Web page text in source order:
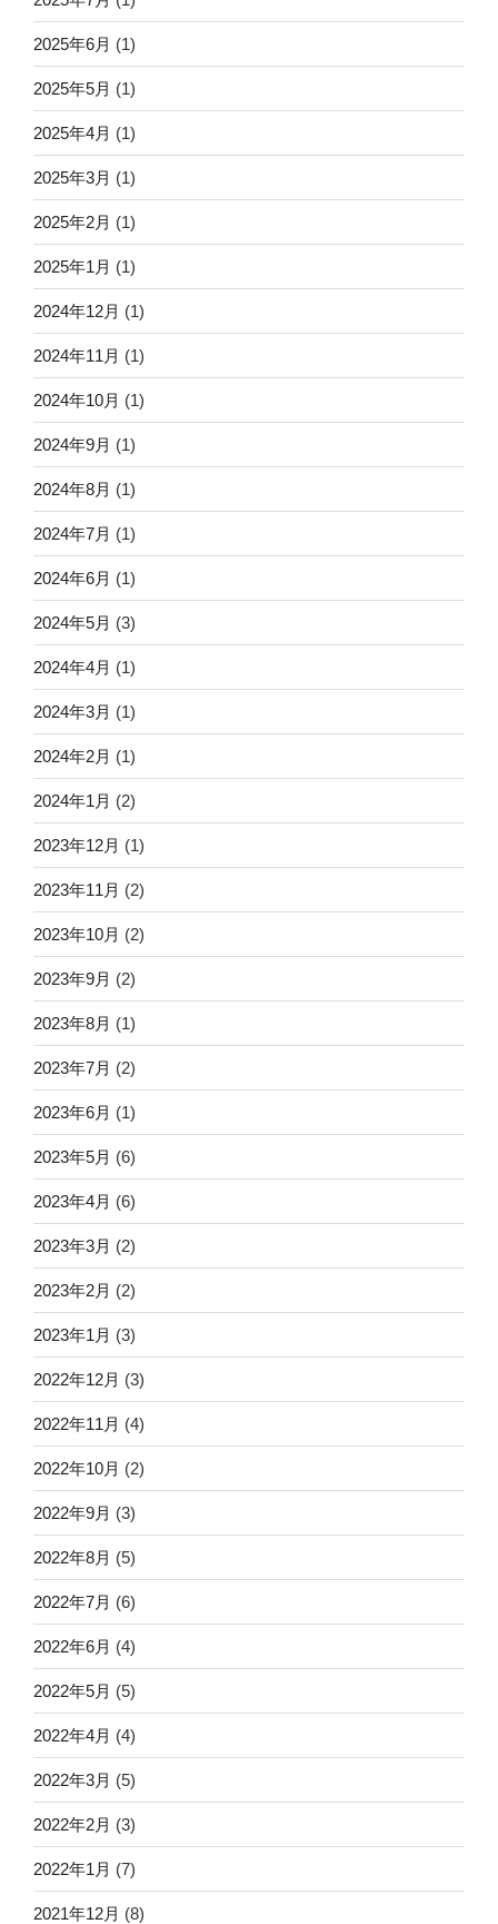
2025年6月 (1)
2025年5月 (1)
2025年4月 (1)
2025年3月 (1)
2025年2月 (1)
2025年1月 (1)
2024年12月 (1)
2024年11月 (1)
2024年10月 (1)
2024年9月 (1)
2024年8月 (1)
2024年7月 (1)
2024年6月 (1)
2024年5月 (3)
2024年4月 (1)
2024年3月 (1)
2024年2月 (1)
2024年1月 (2)
2023年12月 (1)
2023年11月 (2)
2023年10月 (2)
2023年9月 (2)
2023年8月 (1)
2023年7月 (2)
2023年6月 (1)
2023年5月 (6)
2023年4月 (6)
2023年3月 (2)
2023年2月 (2)
2023年1月 (3)
2022年12月 (3)
2022年11月 (4)
2022年10月 (2)
2022年9月 (3)
2022年8月 (5)
2022年7月 (6)
2022年6月 (4)
2022年5月 (5)
2022年4月 (4)
2022年3月 (5)
2022年2月 (3)
2022年1月 (7)
2021年12月 (8)